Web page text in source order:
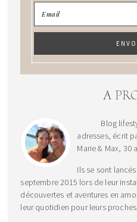
A
Blog
adresses, écrit
Marie & Max, 30
Ils se sont
septembre 2015 lors de leur
découvertes et aventures en
leur quotidien pour leurs proches.